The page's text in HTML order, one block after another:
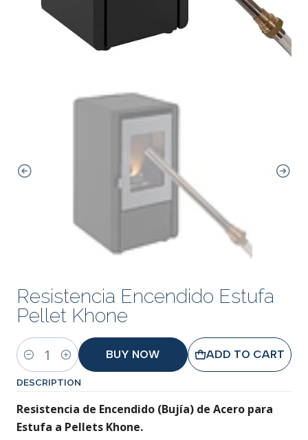
Resistencia Encendido Estufa
Pellet Khone
Quantity
ADD TO CART
BUY NOW
DESCRIPTION
Resistencia de Encendido (Bujía) de Acero para
Estufa a Pellets Khone.